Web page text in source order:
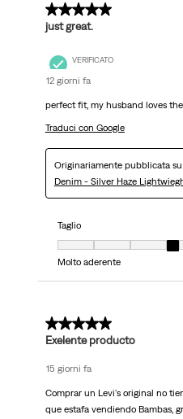
5 su 5 stelle.
just great.
VERIFICATO
12 giorni fa
perfect fit, my husband loves
Traduci con Google
Originariamente pubblicata su
Denim - Silver Haze
Taglio
Taglio, 4 su 7, dove 1 è
Molto aderente
5 su 5 stelle.
Exelente producto
15 giorni fa
Comprar un Levi's original no
que estafa vendiendo Bambas,